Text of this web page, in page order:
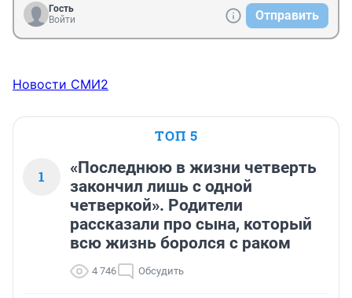
Гость
Войти
Отправить
Новости СМИ2
ТОП 5
1
«Последнюю в жизни четверть
закончил лишь с одной
четверкой». Родители
рассказали про сына, который
всю жизнь боролся с раком
4 746 Обсудить